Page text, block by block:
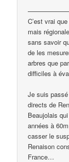
C’est vrai
mais
sans savoir
de les
arbres que
difficiles à
Je suis
directs de
Beaujolais
années à
casser le
Renaison
France…